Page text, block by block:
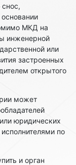
МКД на
инженерной
или
застроенных
открытого
может
юридических
по
и орган